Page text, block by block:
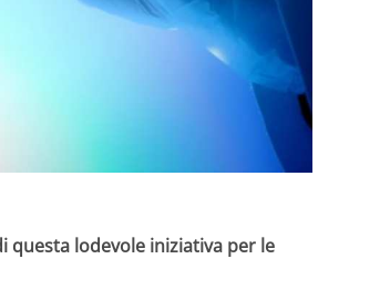
lodevole iniziativa per le